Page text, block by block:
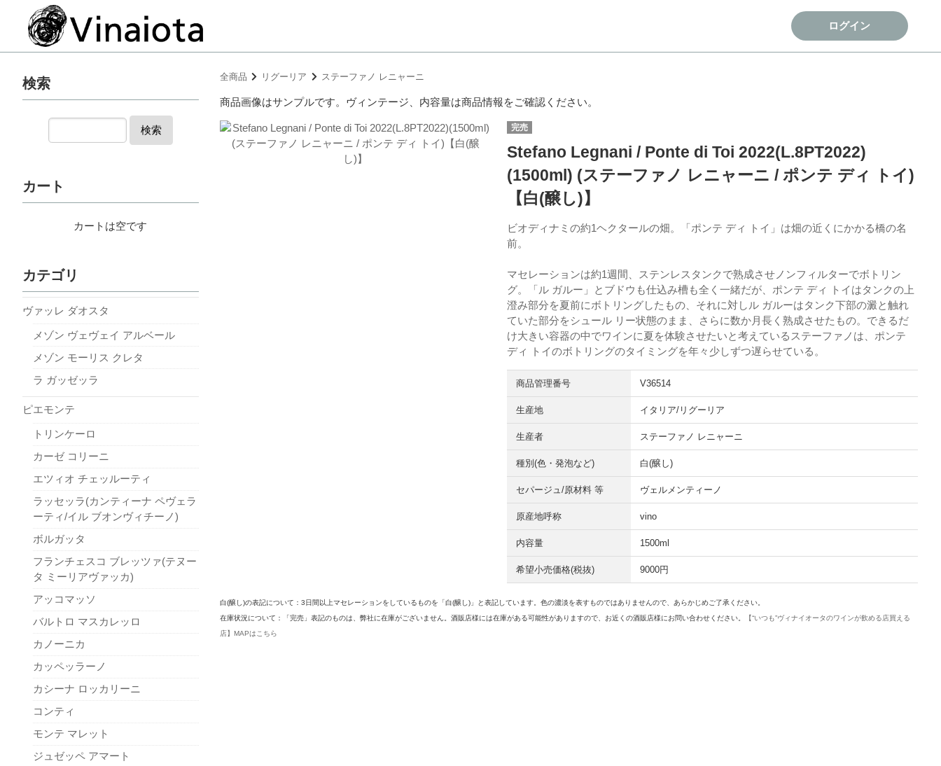
ログイン
全商品 リグーリア ステーファノ レニャーニ
商品画像はサンプルです。ヴィンテージ、内容量は商品情報をご確認ください。
完売
Stefano Legnani / Ponte di Toi 2022(L.8PT2022)
(1500ml) (ステーファノ レニャーニ / ポンテ ディ トイ)
【白(醸し)】
ビオディナミの約1ヘクタールの畑。「ポンテ ディ トイ」は畑の近くにかかる橋の名
前。
マセレーションは約1週間、ステンレスタンクで熟成させノンフィルターでボトリン
グ。「ル ガルー」とブドウも仕込み槽も全く一緒だが、ポンテ ディ トイはタンクの上
澄み部分を夏前にボトリングしたもの、それに対しル ガルーはタンク下部の澱と触れ
ていた部分をシュール リー状態のまま、さらに数か月長く熟成させたもの。できるだ
け大きい容器の中でワインに夏を体験させたいと考えているステーファノは、ポンテ
ディ トイのボトリングのタイミングを年々少しずつ遅らせている。
商品管理番号 V36514
生産地 イタリア/リグーリア
生産者 ステーファノ レニャーニ
種別(色・発泡など) 白(醸し)
セパージュ/原材料 等 ヴェルメンティーノ
原産地呼称 vino
内容量 1500ml
希望小売価格(税抜) 9000円
白(醸し)の表記について：3日間以上マセレーションをしているものを「白(醸し)」と表記しています。色の濃淡を表すものではありませんので、あらかじめご了承ください。
在庫状況について：「完売」表記のものは、弊社に在庫がございません。酒販店様には在庫がある可能性がありますので、お近くの酒販店様にお問い合わせください。
【“いつも”ヴィナイオータのワインが飲める店買える
店】MAPはこちら
検索
検索
カート
カートは空です
カテゴリ
ヴァッレ ダオスタ
メゾン ヴェヴェイ アルベール
メゾン モーリス クレタ
ラ ガッゼッラ
ピエモンテ
トリンケーロ
カーゼ コリーニ
エツィオ チェッルーティ
ラッセッラ(カンティーナ ペヴェラ
ーティ/イル ブオンヴィチーノ)
ボルガッタ
フランチェスコ ブレッツァ(テヌー
タ ミーリアヴァッカ)
アッコマッソ
バルトロ マスカレッロ
カノーニカ
カッペッラーノ
カシーナ ロッカリーニ
コンティ
モンテ マレット
ジュゼッペ アマート